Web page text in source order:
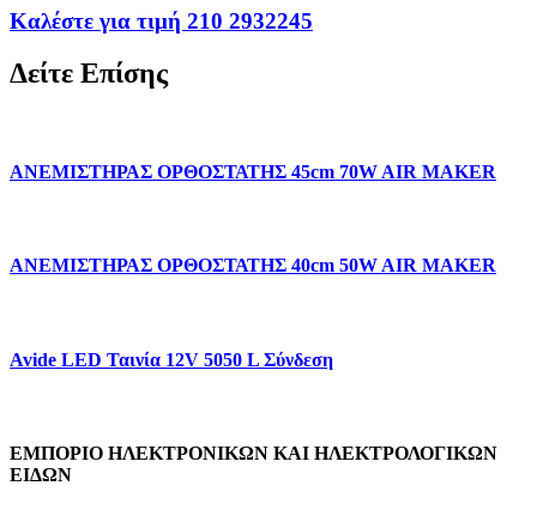
Καλέστε για τιμή 210 2932245
Δείτε Επίσης
ΑΝΕΜΙΣΤΗΡΑΣ ΟΡΘΟΣΤΑΤΗΣ 45cm 70W AIR MAKER
ΑΝΕΜΙΣΤΗΡΑΣ ΟΡΘΟΣΤΑΤΗΣ 40cm 50W AIR MAKER
Avide LED Ταινία 12V 5050 L Σύνδεση
ΕΜΠΟΡΙΟ ΗΛΕΚΤΡΟΝΙΚΩΝ ΚΑΙ ΗΛΕΚΤΡΟΛΟΓΙΚΩΝ
ΕΙΔΩΝ